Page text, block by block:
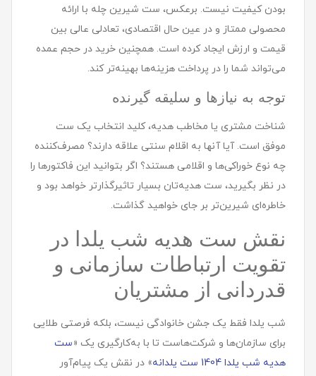
بودن کیفیت نیست. برعکس، ست شیرین چله با ارائه
محصولی ممتاز و در عین حال اقتصادی، تعادلی عالی بین
قیمت و ارزش ایجاد کرده است. همچنین خرید در حجم عمده
می‌تواند شما را در پرداخت هزینه‌ها بهینه‌تر کند.
توجه به نیازها و سلیقه گیرنده
شناخت مشتری یا مخاطب هدیه، کلید انتخاب یک ست
موفق است. آیا آنها به اقلام سنتی علاقه دارند؟ مصرف‌کننده
چه نوع خوراکی‌ها و اقلامی هستند؟ اگر بتوانید این فاکتورها را
در نظر بگیرید، ست هدیه‌تان بسیار تاثیرگذارتر خواهد بود و
خاطره‌ای شیرین‌تر بر جای خواهید گذاشت.
نقش ست هديه شب یلدا در
تقویت ارتباطات سازمانی و
قدردانی از مشتریان
شب یلدا فقط یک جشن خانوادگی نیست، بلکه فرصتی طلایی
برای سازمان‌ها و شرکت‌هاست تا با به‌کارگیری یک «ست
هدیه شب یلدا 1404 ست یلدانه
» در نقش یک پیام‌آور